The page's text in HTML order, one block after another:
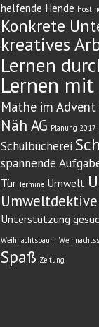
helfende Hende
Konkrete
kreatives
Lernen
Lernen mit
Mathe im Advent
Näh AG Planung 2017
Schulbücherei
spannende
Tür Termine Umwelt
Umweltdektive
Unterstützung
Weihnachtsbaum
Spaß Zeitung